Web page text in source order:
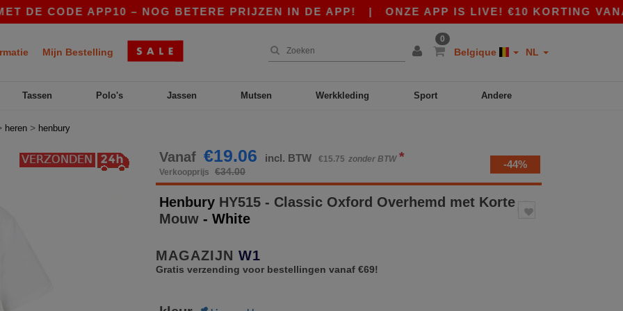
CODE APP10 – NOG BETERE PRIJZEN IN DE APP!|ONZE APP IS LIVE! €10 KORTING VANAF
Mijn Bestelling
0
Belgique NL
Tassen Polo's Jassen Mutsen Werkkleding Sport Andere
heren > henbury
Vanaf €19.06 incl. BTW €15.75 zonder BTW *
Verkoopprijs €34.00
-44%
Henbury HY515 - Classic Oxford Overhemd met Korte
Mouw - White
MAGAZIJN W1
Gratis verzending voor bestellingen vanaf €69!